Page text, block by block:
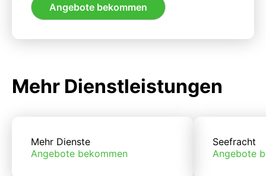
Angebote bekommen
Mehr Dienstleistungen
Mehr Dienste
Angebote bekommen
Seefracht
Angebote